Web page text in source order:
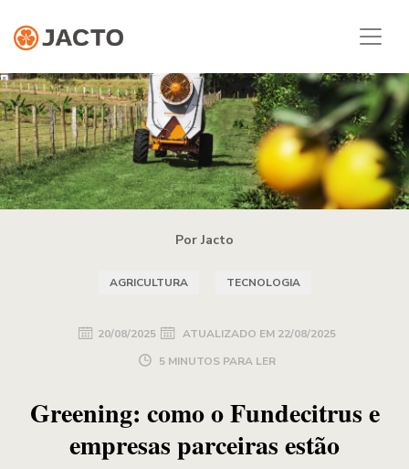
Por Jacto
AGRICULTURA TECNOLOGIA
20/08/2025 ATUALIZADO EM 22/08/2025
5 MINUTOS PARA LER
Greening: como o Fundecitrus e
empresas parceiras estão